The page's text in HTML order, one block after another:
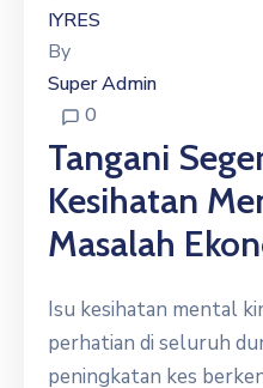
IYRES
By
Super Admin
0
Tangani
Kesihatan
Masalah
Isu kesihatan mental
perhatian di seluruh
peningkatan kes